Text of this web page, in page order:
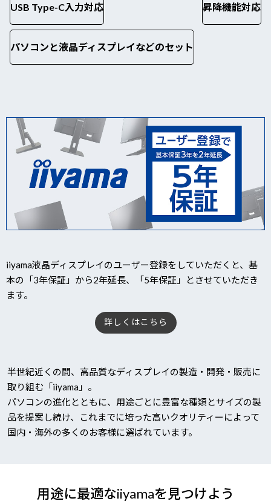
USB Type-C入力対応 昇降機能対応
パソコンと液晶ディスプレイなどのセット
iiyama液晶ディスプレイのユーザー登録をしていただくと、基
本の「3年保証」から2年延長、「5年保証」とさせていただき
ます。
詳しくはこちら
半世紀近くの間、高品質なディスプレイの製造・開発・販売に
取り組む「iiyama」。
パソコンの進化とともに、用途ごとに豊富な種類とサイズの製
品を提案し続け、これまでに培った高いクオリティーによって
国内・海外の多くのお客様に選ばれています。
用途に最適なiiyamaを見つけよう